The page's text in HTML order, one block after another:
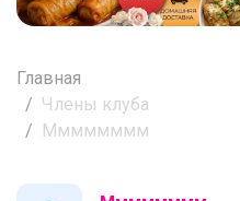
Главная
Члены клуба
Мммммммм